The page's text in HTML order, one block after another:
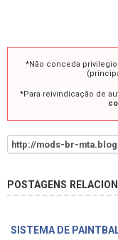
*Não conceda
*Para reivindicação de
http://mods-br-
POSTAGENS
SISTEMA DE